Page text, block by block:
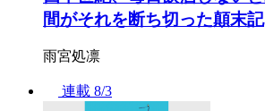
間がそれを断ち切った顛末記
雨宮処凛
連載 8/3